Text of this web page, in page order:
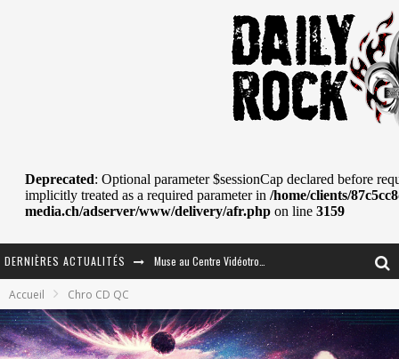
DERNIÈRES ACTUALITÉS
La Tragédie sort de la nouvelle musique
Accueil Chro CD QC